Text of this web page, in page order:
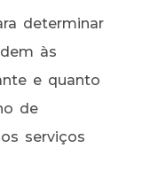
determinar
às
e quanto
de
serviços